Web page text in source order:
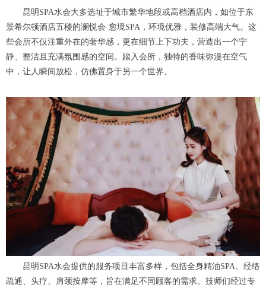
昆明SPA水会大多选址于城市繁华地段或高档酒店内，如位于东
景希尔顿酒店五楼的澜悦会·愈境SPA，环境优雅，装修高端大气。这
些会所不仅注重外在的奢华感，更在细节上下功夫，营造出一个宁
静、整洁且充满氛围感的空间。踏入会所，独特的香味弥漫在空气
中，让人瞬间放松，仿佛置身于另一个世界。
昆明SPA水会提供的服务项目丰富多样，包括全身精油SPA、经络
疏通、头疗、肩颈按摩等，旨在满足不同顾客的需求。技师们经过专